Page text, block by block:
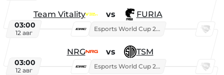
Team Vitality vs FURIA
03:00
12 авг
Esports World Cup 2026
NRG vs TSM
03:00
12 авг
Esports World Cup 2026